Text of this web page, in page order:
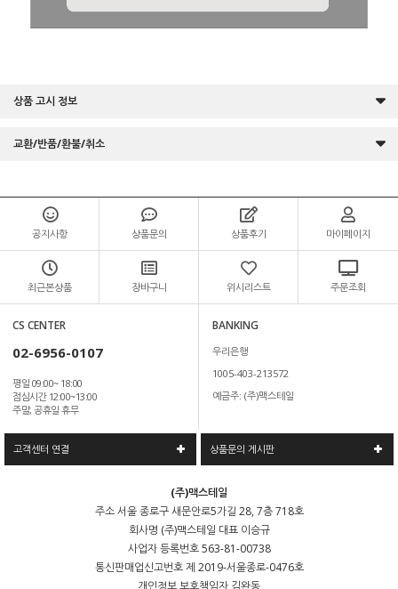
상품 고시 정보
교환/반품/환불/취소
공지사항 상품문의 상품후기 마이페이지
최근본상품 장바구니 위시리스트 주문조회
CS CENTER
02-6956-0107
평일 09:00~ 18:00
점심시간 12:00~13:00
주말, 공휴일 휴무
BANKING
우리은행
1005-403-213572
예금주: (주)맥스테일
고객센터 연결 상품문의 게시판
(주)맥스테일
주소서울 종로구 새문안로5가길 28, 7층 718호
회사명 (주)맥스테일 대표이승규
사업자 등록번호563-81-00738
통신판매업신고번호제 2019-서울종로-0476호
개인정보 보호책임자 김완동